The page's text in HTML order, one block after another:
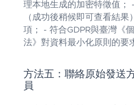
理本地生成的加密特徵值；
（成功後稍候即可查看結果
項； - 符合GDPR與臺灣《
法》對資料最小化原則的要
方法五：聯絡原始發送
員